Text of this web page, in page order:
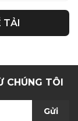
TẢI
TÔI
Gửi